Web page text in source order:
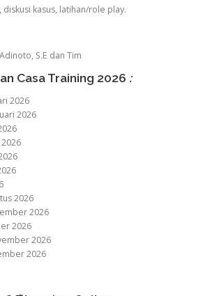
kasus, latihan/role play.
S.E dan Tim
Casa Training 2026 :
2026
2026
2026
2026
2026
2026
2026